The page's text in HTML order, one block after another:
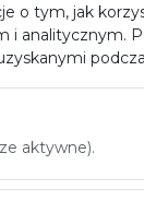
o tym, jak
i analitycznym.
aktywne).